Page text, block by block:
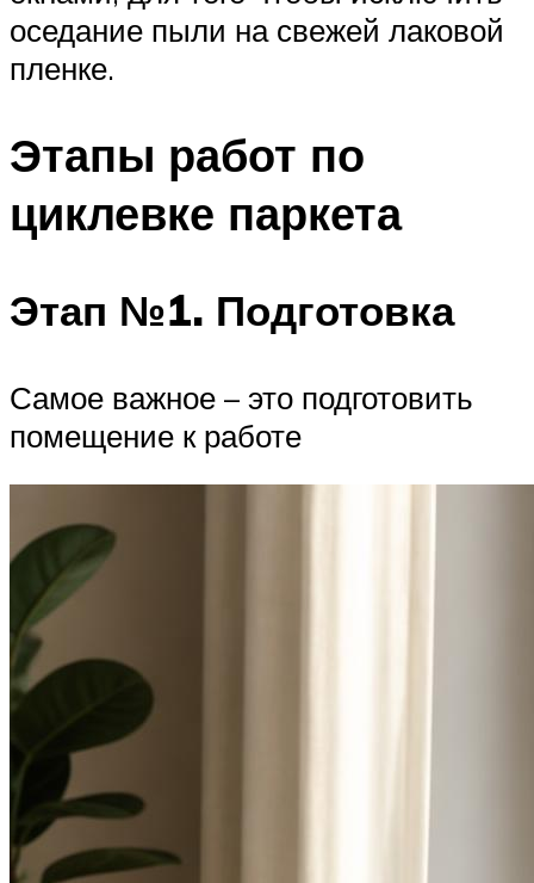
оседание пыли на свежей лаковой
пленке.
Этапы работ по
циклевке паркета
Этап №1. Подготовка
Самое важное – это подготовить
помещение к работе